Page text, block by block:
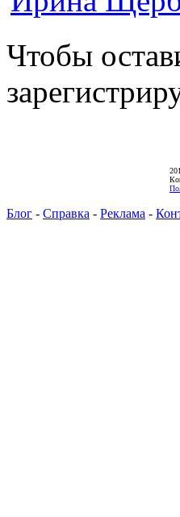
Чтобы
Блог - Справка - Реклама -